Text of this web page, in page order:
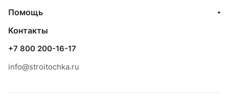
Помощь
Контакты
+7 800 200-16-17
info@stroitochka.ru